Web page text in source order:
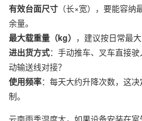
有效台面尺寸 （长×宽），要能容
余量。
最大载重量（kg） ，建议按日常最
进出货方式：手动推车、叉车直接
动输送线对接？
使用频率：每天大约升降次数，这
制。
云南雨季湿度大，如果设备安装在